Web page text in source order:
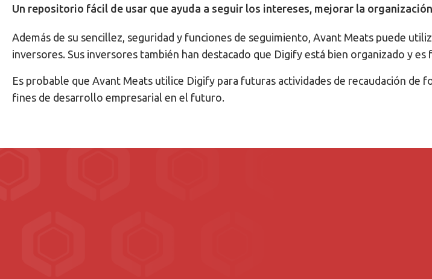
Un repositorio fácil de usar que ayuda a seguir los intereses, mejorar la
Además de su sencillez, seguridad y funciones de seguimiento, Avant Meats puede
inversores. Sus inversores también han destacado que Digify está bien organizado y es
Es probable que Avant Meats utilice Digify para futuras actividades de recaudación de
fines de desarrollo empresarial en el futuro.